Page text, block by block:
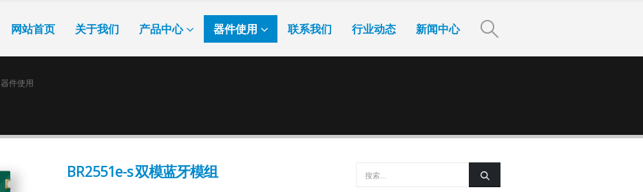
网站首页 关于我们 产品中心 器件使用 联系我们 行业动态 新闻中心
器件使用
BR2551e-s 双模蓝牙模组